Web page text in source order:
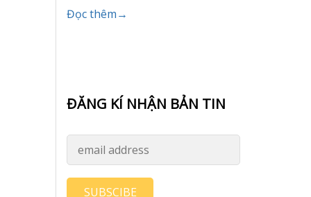
Đọc thêm→
ĐĂNG KÍ NHẬN BẢN TIN
SUBSCIBE